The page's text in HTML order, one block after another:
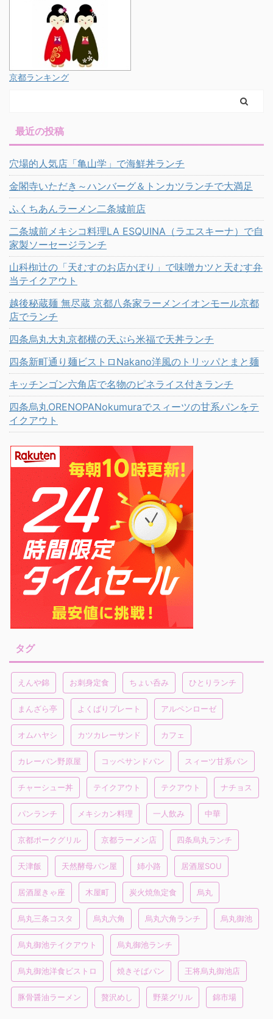
京都ランキング
最近の投稿
穴場的人気店「亀山学」で海鮮丼ランチ
金閣寺いただき～ハンバーグ＆トンカツランチで大満足
ふくちあんラーメン二条城前店
二条城前メキシコ料理LA ESQUINA（ラエスキーナ）で自
家製ソーセージランチ
山科椥辻の「天むすのお店かぽり」で味噌カツと天むす弁
当テイクアウト
越後秘蔵麺 無尽蔵 京都八条家ラーメンイオンモール京都
店でランチ
四条烏丸大丸京都横の天ぷら米福で天丼ランチ
四条新町通り麺ビストロNakano洋風のトリッパとまと麺
キッチンゴン六角店で名物のピネライス付きランチ
四条烏丸ORENOPANokumuraでスィーツの甘系パンをテ
イクアウト
タグ
えんや錦 お刺身定食 ちょい呑み ひとりランチ
まんざら亭 よくばりプレート アルペンローゼ
オムハヤシ カツカレーサンド カフェ
カレーパン野原屋 コッペサンドパン スィーツ甘系パン
チャーシュー丼 テイクアウト テクアウト ナチョス
パンランチ メキシカン料理 一人飲み 中華
京都ポークグリル 京都ラーメン店 四条烏丸ランチ
天津飯 天然酵母パン屋 姉小路 居酒屋SOU
居酒屋きゃ座 木屋町 炭火焼魚定食 烏丸
烏丸三条コスタ 烏丸六角 烏丸六角ランチ 烏丸御池
烏丸御池テイクアウト 烏丸御池ランチ
烏丸御池洋食ビストロ 焼きそばパン 王将烏丸御池店
豚骨醤油ラーメン 贅沢めし 野菜グリル 錦市場